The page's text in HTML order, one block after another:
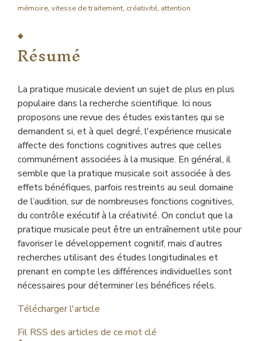
mémoire, vitesse de traitement, créativité, attention
Résumé
La pratique musicale devient un sujet de plus en plus
populaire dans la recherche scientifique. Ici nous
proposons une revue des études existantes qui se
demandent si, et à quel degré, l'expérience musicale
affecte des fonctions cognitives autres que celles
communément associées à la musique. En général, il
semble que la pratique musicale soit associée à des
effets bénéfiques, parfois restreints au seul domaine
de l’audition, sur de nombreuses fonctions cognitives,
du contrôle exécutif à la créativité. On conclut que la
pratique musicale peut être un entraînement utile pour
favoriser le développement cognitif, mais d’autres
recherches utilisant des études longitudinales et
prenant en compte les différences individuelles sont
nécessaires pour déterminer les bénéfices réels.
Télécharger l'article
Fil RSS des articles de ce mot clé